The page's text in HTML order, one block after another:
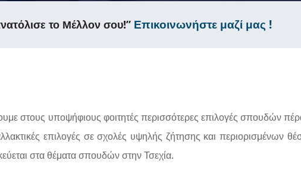
το Μέλλον σου!” Επικοινωνήστε μαζί μας !
στους υποψήφιους φοιτητές περισσότερες επιλογές σπουδών
επιλογές σε σχολές υψηλής ζήτησης και περιορισμένων
στα θέματα σπουδών στην Τσεχία.